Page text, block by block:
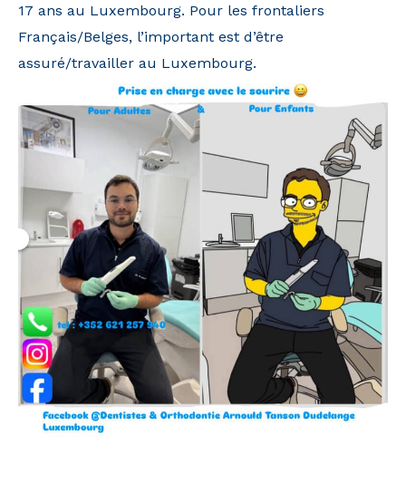
17 ans au Luxembourg. Pour les frontaliers
Français/Belges, l’important est d’être
assuré/travailler au Luxembourg.